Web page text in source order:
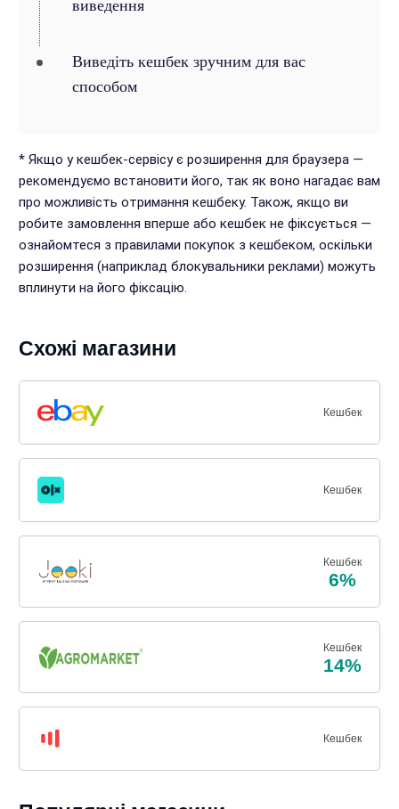
виведення
Виведіть кешбек зручним для вас
способом
* Якщо у кешбек-сервісу є розширення для браузера —
рекомендуємо встановити його, так як воно нагадає вам
про можливість отримання кешбеку. Також, якщо ви
робите замовлення вперше або кешбек не фіксується —
ознайомтеся з правилами покупок з кешбеком, оскільки
розширення (наприклад блокувальники реклами) можуть
вплинути на його фіксацію.
Схожі магазини
Кешбек
Кешбек
Кешбек
6%
Кешбек
14%
Кешбек